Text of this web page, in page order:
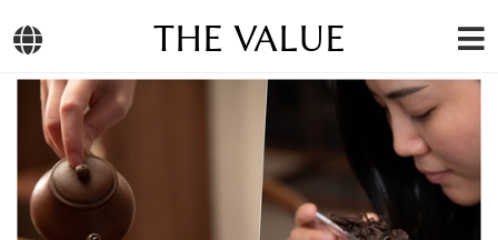
THE VALUE